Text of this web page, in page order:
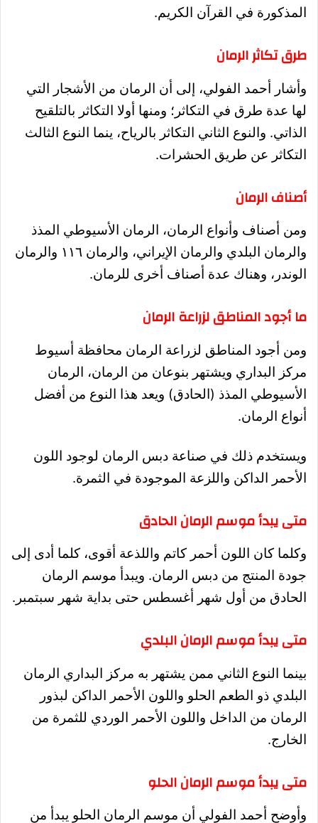
المذكورة في القرآن الكريم.
طرق تكاثر الرمان
وأشار أحمد الفولي، إلى أن الرمان من الأشجار التي
لها عدة طرق في التكاثر؛ ومنها أولا التكاثر بالتلقيح
الذاتي. والنوع الثاني التكاثر بالرياح، ينما النوع الثالث
التكاثر عن طريق الحشرات.
أصناف الرمان
ومن أصناف وأنواع الرمان، الرمان الأسيوطي المذذ
والرمان البلدي والرمان الإيراني، والرمان ١١٦ والرمان
الوندر، وهناك عدة أصناف أخرى للرمان.
ما أجود المناطق لزراعة الرمان
ومن أجود المناطق لزراعة الرمان محافظة أسيوط
مركز البداري ويشتهر بنوعان من الرمان، الرمان
الأسيوطي المذذ (الحادق) ويعد هذا النوع من أفضل
أنواع الرمان.
ويستخدم ذلك في صناعة دبس الرمان لوجود اللون
الأحمر الداكن واللزعة الموجودة في الثمرة.
متى يبدأ موسم الرمان الحادق
وكلما كان اللون أحمر كاتم واللذعة أقوى، كلما أدى إلى
جودة المنتج من دبس الرمان. ويبدأ موسم الرمان
الحادق من أول شهر أغسطس حتى بداية شهر سبتمبر.
متى يبدأ موسم الرمان البلدي
بينما النوع الثاني ممن يشتهر به مركز البداري الرمان
البلدي ذو الطعم الحلو واللون الأحمر الداكن لبذور
الرمان من الداخل واللون الأحمر الوردي للثمرة من
الخارج.
متى يبدأ موسم الرمان الحلو
وأوضح أحمد الفولي أن موسم الرمان الحلو يبدأ من